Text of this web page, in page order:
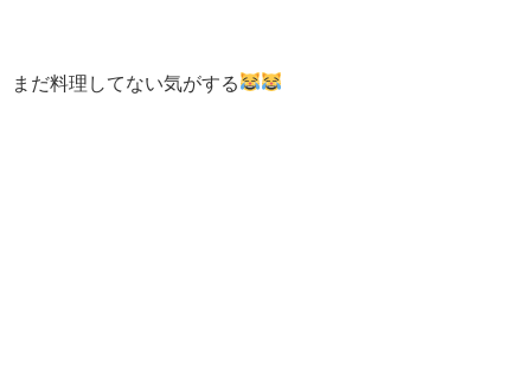
まだ料理してない気がする